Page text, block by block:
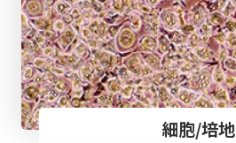
細胞/培地